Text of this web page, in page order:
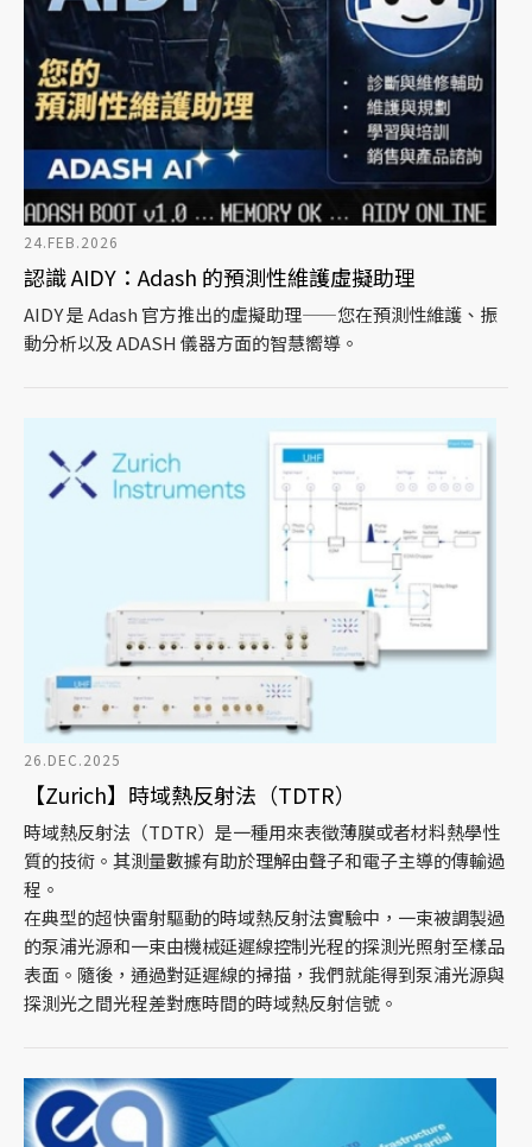
24.FEB.2026
認識 AIDY：Adash 的預測性維護虛擬助理
AIDY 是 Adash 官方推出的虛擬助理——您在預測性維護、振
動分析以及 ADASH 儀器方面的智慧嚮導。
26.DEC.2025
【Zurich】時域熱反射法（TDTR）
時域熱反射法（TDTR）是一種用來表徵薄膜或者材料熱學性
質的技術。其測量數據有助於理解由聲子和電子主導的傳輸過
程。
在典型的超快雷射驅動的時域熱反射法實驗中，一束被調製過
的泵浦光源和一束由機械延遲線控制光程的探測光照射至樣品
表面。隨後，通過對延遲線的掃描，我們就能得到泵浦光源與
探測光之間光程差對應時間的時域熱反射信號。